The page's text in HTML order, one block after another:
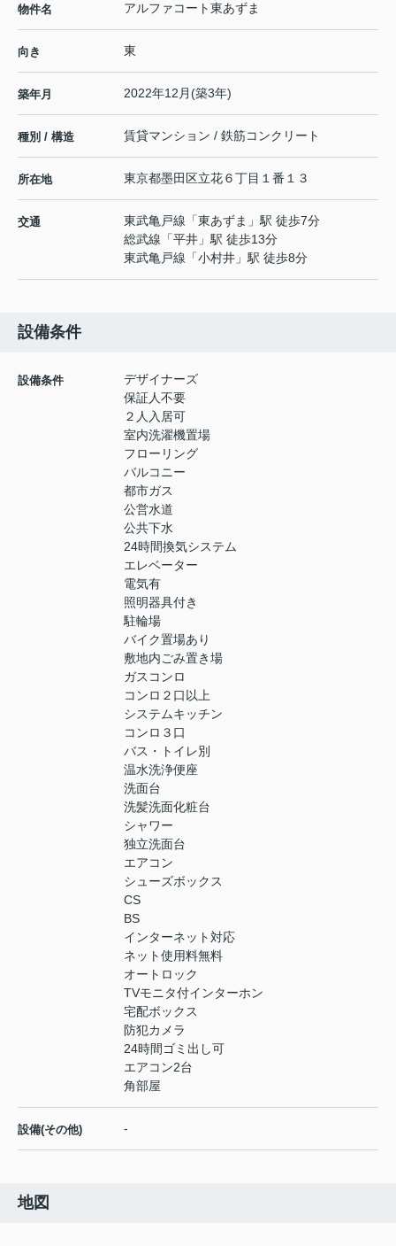
物件名 アルファコート東あずま
向き 東
築年月 2022年12月(築3年)
種別 / 構造 賃貸マンション / 鉄筋コンクリート
所在地 東京都墨田区立花６丁目１番１３
交通 東武亀戸線 「東あずま 」駅 徒歩7分
総武線 「平井 」駅 徒歩13分
東武亀戸線 「小村井 」駅 徒歩8分
設備条件
設備条件
デザイナーズ
保証人不要
２人入居可
室内洗濯機置場
フローリング
バルコニー
都市ガス
公営水道
公共下水
24時間換気システム
エレベーター
電気有
照明器具付き
駐輪場
バイク置場あり
敷地内ごみ置き場
ガスコンロ
コンロ２口以上
システムキッチン
コンロ３口
バス・トイレ別
温水洗浄便座
洗面台
洗髪洗面化粧台
シャワー
独立洗面台
エアコン
シューズボックス
CS
BS
インターネット対応
ネット使用料無料
オートロック
TVモニタ付インターホン
宅配ボックス
防犯カメラ
24時間ゴミ出し可
エアコン2台
角部屋
設備(その他) -
地図